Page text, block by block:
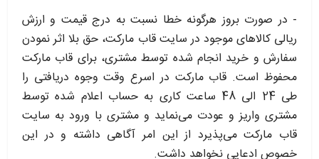
- در صورت بروز هرگونه خطا نسبت به درج قیمت و ارزش
ریالی کالاهای موجود در سایت قاب مارکت، حق بلا اثر نمودن
سفارش و خرید انجام شده توسط مشتری، برای قاب مارکت
محفوظ است. قاب مارکت در اسرع وقت وجوه دریافتی را
طی 24 الی 48 ساعت کاری به حساب اعلام شده توسط
مشتری واریز و عودت می‌نماید و مشتری با ورود به سایت
قاب مارکت می‌پذیرد از این امر آگاهی داشته و در این
خصوص ادعایی نخواهد داشت.​